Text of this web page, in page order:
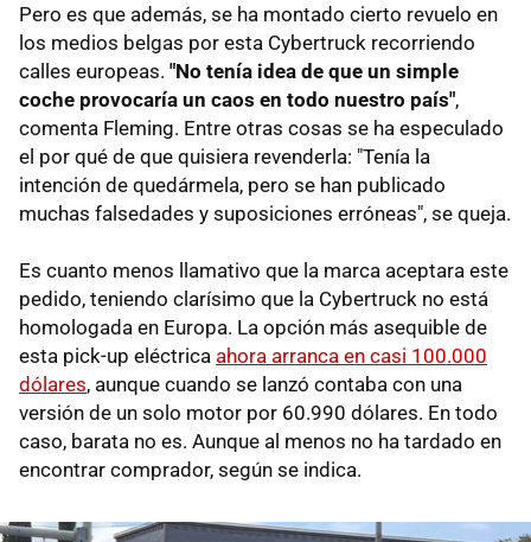
Pero es que además, se ha montado cierto revuelo en
los medios belgas por esta Cybertruck recorriendo
calles europeas. "No tenía idea de que un simple
coche provocaría un caos en todo nuestro país",
comenta Fleming. Entre otras cosas se ha especulado
el por qué de que quisiera revenderla: "Tenía la
intención de quedármela, pero se han publicado
muchas falsedades y suposiciones erróneas", se queja.
Es cuanto menos llamativo que la marca aceptara este
pedido, teniendo clarísimo que la Cybertruck no está
homologada en Europa. La opción más asequible de
esta pick-up eléctrica ahora arranca en casi 100.000
dólares, aunque cuando se lanzó contaba con una
versión de un solo motor por 60.990 dólares. En todo
caso, barata no es. Aunque al menos no ha tardado en
encontrar comprador, según se indica.